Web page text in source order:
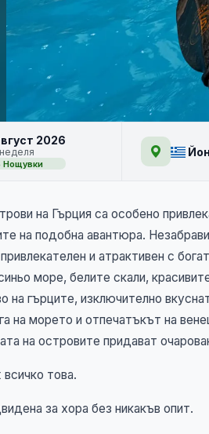
6 дни
2026
Нощувки
на Гърция са особено
на подобна авантюра.
и атрактивен с
море, белите скали,
на гърците, изключително
на морето и отпечатъкът на
на островите придават
това.
за хора без никакъв опит.